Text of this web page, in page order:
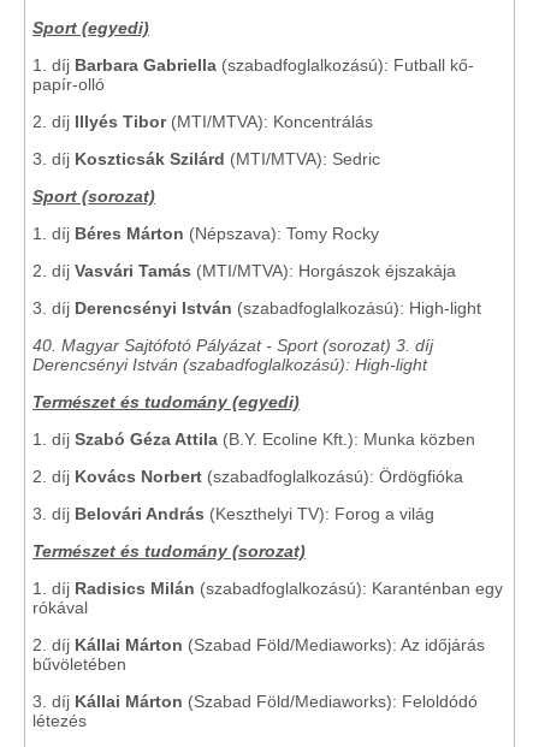
Sport (egyedi)
1. díj Barbara Gabriella (szabadfoglalkozású): Futball kő-
papír-olló
2. díj Illyés Tibor(MTI/MTVA): Koncentrálás
3. díj Koszticsák Szilárd (MTI/MTVA): Sedric
Sport (sorozat)
1. díj Béres Márton (Népszava): Tomy Rocky
2. díj Vasvári Tamás (MTI/MTVA): Horgászok éjszakája
3. díj Derencsényi István (szabadfoglalkozású): High-light
40. Magyar Sajtófotó Pályázat - Sport (sorozat) 3. díj
Derencsényi István (szabadfoglalkozású): High-light
Természet és tudomány (egyedi)
1. díj Szabó Géza Attila (B.Y. Ecoline Kft.): Munka közben
2. díj Kovács Norbert (szabadfoglalkozású): Ördögfióka
3. díj Belovári András (Keszthelyi TV): Forog a világ
Természet és tudomány (sorozat)
1. díj Radisics Milán (szabadfoglalkozású): Karanténban egy
rókával
2. díj Kállai Márton (Szabad Föld/Mediaworks): Az időjárás
bűvöletében
3. díj Kállai Márton (Szabad Föld/Mediaworks): Feloldódó
létezés